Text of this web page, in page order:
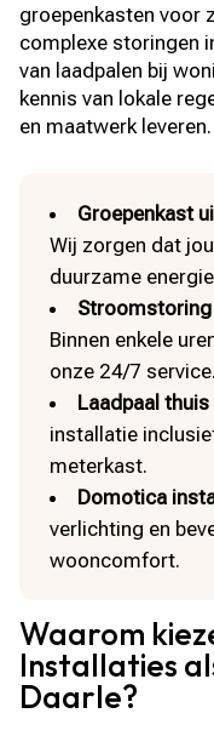
groepenkasten voor
complexe storingen
van laadpalen bij
kennis van lokale
en maatwerk leveren.
Groepenkast
Wij zorgen dat
duurzame
Stroomstoring
Binnen enkele
onze 24/7 service.
Laadpaal
installatie
meterkast.
Domotica
verlichting en
wooncomfort.
Waarom
Installaties
Daarle?